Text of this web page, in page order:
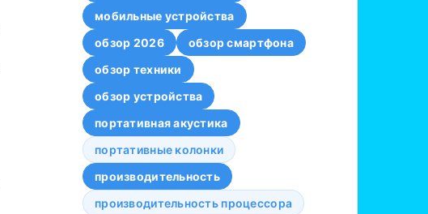
мобильные устройства
обзор 2026
обзор смартфона
обзор техники
обзор устройства
портативная акустика
портативные колонки
производительность
производительность процессора